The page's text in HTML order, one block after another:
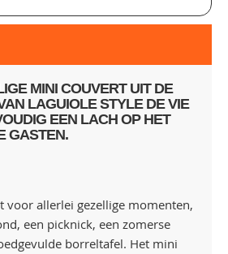
MINI COUVERT UIT DE
LAGUIOLE STYLE DE VIE
EEN LACH OP HET
GASTEN.
voor allerlei gezellige momenten,
een picknick, een zomerse
borreltafel. Het mini